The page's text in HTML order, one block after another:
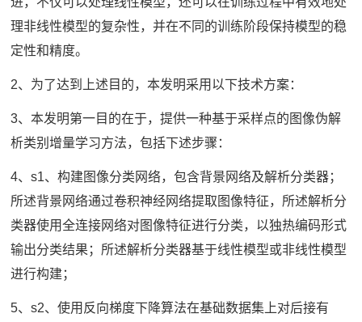
理非线性模型的复杂性，并在不同的训练阶段保持模型的稳
定性和精度。
2、为了达到上述目的，本发明采用以下技术方案：
3、本发明第一目的在于，提供一种基于采样点的图像伪解
析类别增量学习方法，包括下述步骤：
4、s1、构建图像分类网络，包含背景网络及解析分类器；
所述背景网络通过卷积神经网络提取图像特征，所述解析分
类器使用全连接网络对图像特征进行分类，以独热编码形式
输出分类结果；所述解析分类器基于线性模型或非线性模型
进行构建；
5、s2、使用反向梯度下降算法在基础数据集上对后接有